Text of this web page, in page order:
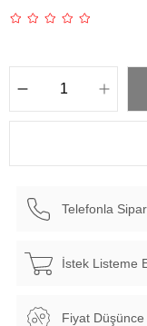
Telefonla
İstek Listeme
Fiyat